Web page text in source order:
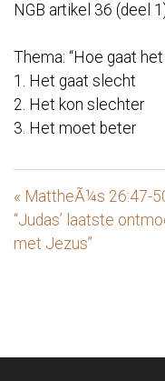
NGB artikel 36 (deel
Thema: “Hoe gaat
1. Het gaat slecht
2. Het kon slechter
3. Het moet beter
« MattheÃ¼s 26:47-
“Judas’ laatste
met Jezus”